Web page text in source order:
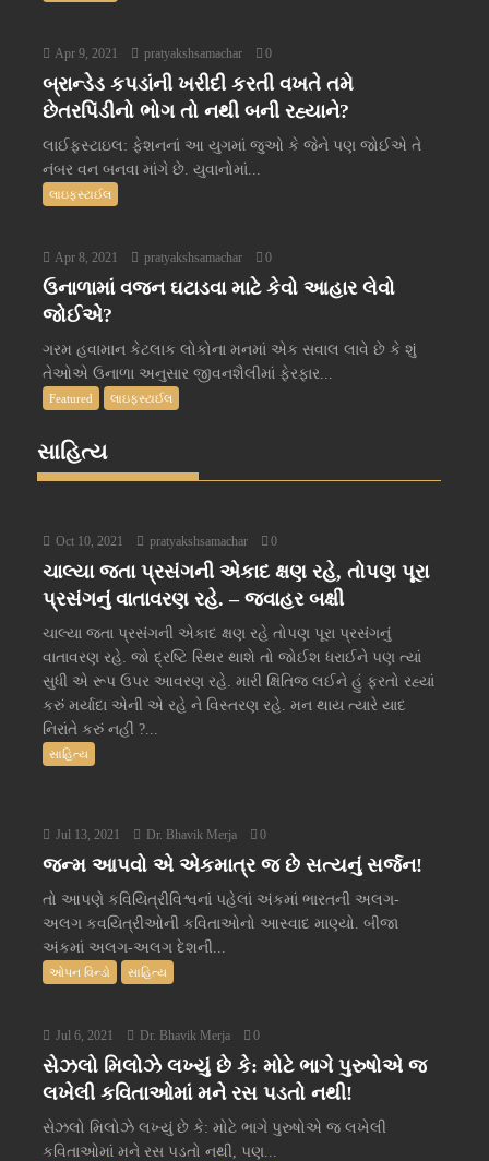
Apr 9, 2021 pratyakshsamachar 0
બ્રાન્ડેડ કપડાંની ખરીદી કરતી વખતે તમે
છેતરપિંડીનો ભોગ તો નથી બની રહ્યાને?
લાઈફસ્ટાઇલ: ફેશનનાં આ યુગમાં જુઓ કે જેને પણ જોઈએ તે
નંબર વન બનવા માંગે છે. યુવાનોમાં...
લાઇફસ્ટાઈલ
Apr 8, 2021 pratyakshsamachar 0
ઉનાળામાં વજન ઘટાડવા માટે કેવો આહાર લેવો
જોઈએ?
ગરમ હવામાન કેટલાક લોકોના મનમાં એક સવાલ લાવે છે કે શું
તેઓએ ઉનાળા અનુસાર જીવનશૈલીમાં ફેરફાર...
Featured લાઇફસ્ટાઈલ
સાહિત્ય
Oct 10, 2021 pratyakshsamachar 0
ચાલ્યા જતા પ્રસંગની એકાદ ક્ષણ રહે, તોપણ પૂરા
પ્રસંગનું વાતાવરણ રહે. – જવાહર બક્ષી
ચાલ્યા જતા પ્રસંગની એકાદ ક્ષણ રહે તોપણ પૂરા પ્રસંગનું
વાતાવરણ રહે. જો દ્રષ્ટિ સ્થિર થાશે તો જોઈશ ધરાઈને પણ ત્યાં
સુધી એ રૂપ ઉપર આવરણ રહે. મારી ક્ષિતિજ લઈને હું ફરતો રહ્યાં
કરું મર્યાદા એની એ રહે ને વિસ્તરણ રહે. મન થાય ત્યારે યાદ
નિરાંતે કરું નહીં ?...
સાહિત્ય
Jul 13, 2021 Dr. Bhavik Merja 0
જન્મ આપવો એ એકમાત્ર જ છે સત્યનું સર્જન!
તો આપણે કવિયિત્રીવિશ્વનાં પહેલાં અંકમાં ભારતની અલગ-
અલગ કવયિત્રીઓની કવિતાઓનો આસ્વાદ માણ્યો. બીજા
અંકમાં અલગ-અલગ દેશની...
ઓપન વિન્ડો સાહિત્ય
Jul 6, 2021 Dr. Bhavik Merja 0
સેઝલો મિલોઝે લખ્યું છે કે: મોટે ભાગે પુરુષોએ જ
લખેલી કવિતાઓમાં મને રસ પડતો નથી!
સેઝલો મિલોઝે લખ્યું છે કે: મોટે ભાગે પુરુષોએ જ લખેલી
કવિતાઓમાં મને રસ પડતો નથી, પણ...